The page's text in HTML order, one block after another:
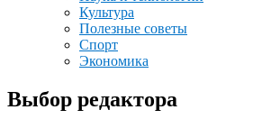
Культура
Полезные советы
Спорт
Экономика
Выбор редактора